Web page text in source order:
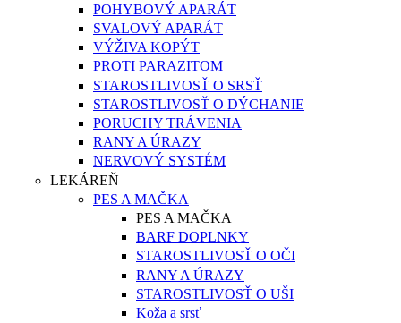
POHYBOVÝ APARÁT
SVALOVÝ APARÁT
VÝŽIVA KOPÝT
PROTI PARAZITOM
STAROSTLIVOSŤ O SRSŤ
STAROSTLIVOSŤ O DÝCHANIE
PORUCHY TRÁVENIA
RANY A ÚRAZY
NERVOVÝ SYSTÉM
LEKÁREŇ
PES A MAČKA
PES A MAČKA
BARF DOPLNKY
STAROSTLIVOSŤ O OČI
RANY A ÚRAZY
STAROSTLIVOSŤ O UŠI
Koža a srsť